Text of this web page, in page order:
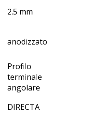
2.5 mm
anodizzato
Profilo
terminale
angolare
DIRECTA